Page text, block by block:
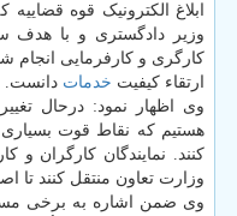
ابلاغ الکترونیک قوه
وزیر دادگستری و با
کارگری و کارفرمایی انجام
ارتقاء کیفیت خدمات دانست.
وی اظهار نمود: درحال
هستیم که نقاط قوت بسیاری
کنند. نمایندگان کارگران و
وزارت تعاون منتقل کنند تا
وی ضمن اشاره به برخی